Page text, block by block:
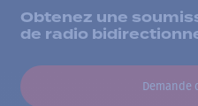
Obtenez une
de radio
Demande